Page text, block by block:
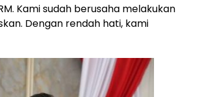
Kami sudah berusaha melakukan
Dengan rendah hati, kami